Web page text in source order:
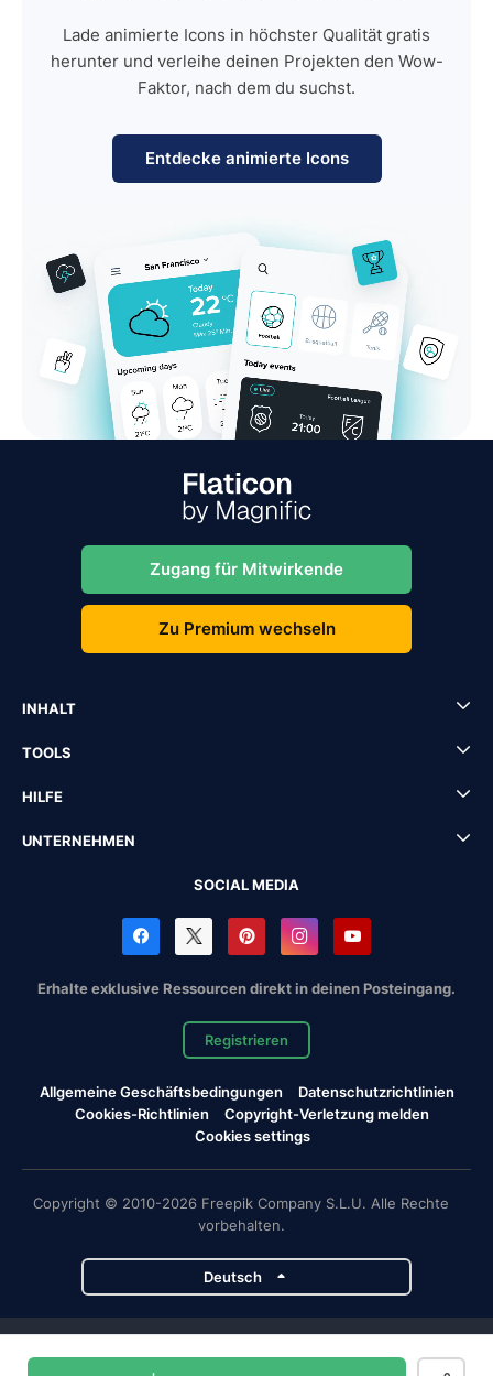
Lade animierte Icons in höchster Qualität gratis
herunter und verleihe deinen Projekten den Wow-
Faktor, nach dem du suchst.
Entdecke animierte Icons
Zugang für Mitwirkende
Zu Premium wechseln
INHALT
TOOLS
HILFE
UNTERNEHMEN
SOCIAL MEDIA
Erhalte exklusive Ressourcen direkt in deinen Posteingang.
Registrieren
Allgemeine Geschäftsbedingungen
Datenschutzrichtlinien
Cookies-Richtlinien
Copyright-Verletzung melden
Cookies settings
Copyright © 2010-2026 Freepik Company S.L.U. Alle Rechte
vorbehalten.
Deutsch